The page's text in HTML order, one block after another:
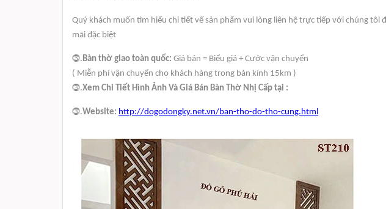
Quý khách muốn tìm hiểu chi tiết vế sản phẩm vui lòng liên hệ trực tiếp với chúng
mãi đặc biệt
⓷.Bàn thờ giao toàn quốc: Giá bán = Biểu giá + Cước vận chuyển
( Miễn phí vận chuyển cho khách hàng trong bán kính 15km )
⓷.Xem Chi Tiết Hình Ảnh Và Giá Bán Bàn Thờ Nhị Cấp tại :
⓷.Website: http://dogodongky.net.vn/ban-tho-do-tho-cung.html